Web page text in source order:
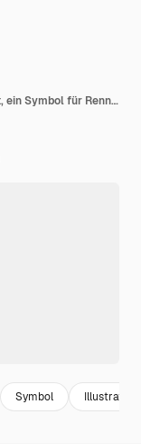
Eine gerahmte Flagge, die im Wind weht, ein Symbol für Rennen und Sieg.
Symbol Illustration